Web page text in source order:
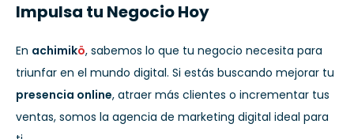
Impulsa tu Negocio Hoy
En achimikö, sabemos lo que tu negocio necesita para
triunfar en el mundo digital. Si estás buscando mejorar tu
presencia online, atraer más clientes o incrementar tus
ventas, somos la agencia de marketing digital ideal para